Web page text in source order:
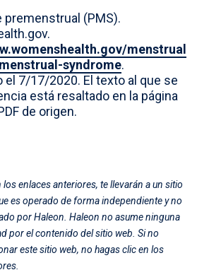
premenstrual (PMS).
menstrual
syndrome.
el 7/17/2020. El texto al que se
está resaltado en la página
de origen.
los enlaces anteriores, te llevarán a un sitio
es operado de forma independiente y no
por Haleon. Haleon no asume ninguna
por el contenido del sitio web. Si no
este sitio web, no hagas clic en los